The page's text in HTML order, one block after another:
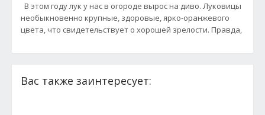
В этом году лук у нас в огороде вырос на диво. Луковицы
необыкновенно крупные, здоровые, ярко-оранжевого
цвета, что свидетельствует о хорошей зрелости. Правда,
Вас также заинтересует: